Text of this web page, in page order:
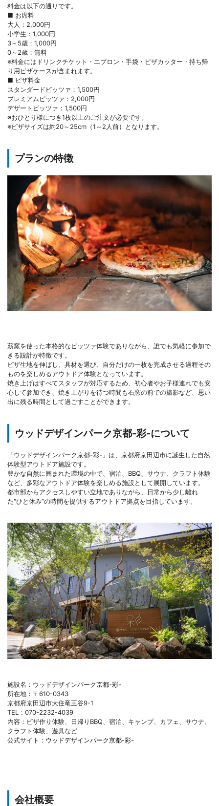
料金は以下の通りです。
■ お席料
大人：2,000円
小学生：1,000円
3～5歳：1,000円
0～2歳：無料
※料金にはドリンクチケット・エプロン・手袋・ピザカッター・持ち帰
り用ピザケースが含まれます。
■ ピザ料金
スタンダードピッツァ：1,500円
プレミアムピッツァ：2,000円
デザートピッツァ：1,500円
※おひとり様につき1枚以上のご注文が必要です。
※ピザサイズは約20～25cm（1～2人前）となります。
プランの特徴
薪窯を使った本格的なピッツァ体験でありながら、誰でも気軽に参加で
きる設計が特徴です。
ピザ生地を伸ばし、具材を選び、自分だけの一枚を完成させる過程その
ものを楽しめるアウトドア体験となっています。
焼き上げはすべてスタッフが対応するため、初心者やお子様連れでも安
心して参加でき、焼き上がりを待つ時間も石窯の前での撮影など、思い
出に残る時間として過ごすことができます。
ウッドデザインパーク京都-彩-について
「ウッドデザインパーク京都-彩-」は、京都府京田辺市に誕生した自然
体験型アウトドア施設です。
豊かな自然に囲まれた環境の中で、宿泊、BBQ、サウナ、クラフト体験
など、多彩なアウトドア体験を楽しめる施設として展開しています。
都市部からアクセスしやすい立地でありながら、日常から少し離れ
た“ひと休み”の時間を提供するアウトドア拠点を目指しています。
施設名：ウッドデザインパーク京都-彩-
所在地：〒610-0343
京都府京田辺市大住竜王谷9-1
TEL：070-2232-4039
内容：ピザ作り体験、日帰りBBQ、宿泊、キャンプ、カフェ、サウナ、
クラフト体験、遊具など
公式サイト： ウッドデザインパーク京都-彩-
会社概要